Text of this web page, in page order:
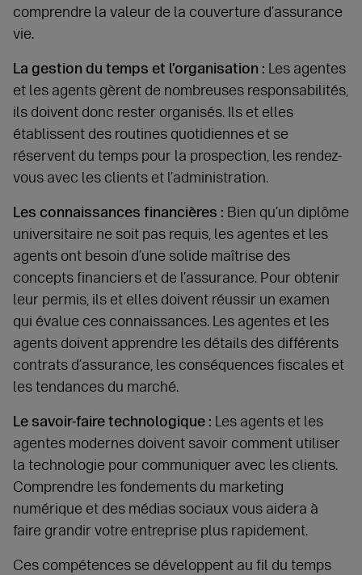
comprendre la valeur de la couverture d’assurance
vie.
La gestion du temps et l’organisation : Les agentes
et les agents gèrent de nombreuses responsabilités,
ils doivent donc rester organisés. Ils et elles
établissent des routines quotidiennes et se
réservent du temps pour la prospection, les rendez-
vous avec les clients et l’administration.
Les connaissances financières : Bien qu’un diplôme
universitaire ne soit pas requis, les agentes et les
agents ont besoin d’une solide maîtrise des
concepts financiers et de l’assurance. Pour obtenir
leur permis, ils et elles doivent réussir un examen
qui évalue ces connaissances. Les agentes et les
agents doivent apprendre les détails des différents
contrats d’assurance, les conséquences fiscales et
les tendances du marché.
Le savoir-faire technologique : Les agents et les
agentes modernes doivent savoir comment utiliser
la technologie pour communiquer avec les clients.
Comprendre les fondements du marketing
numérique et des médias sociaux vous aidera à
faire grandir votre entreprise plus rapidement.
Ces compétences se développent au fil du temps